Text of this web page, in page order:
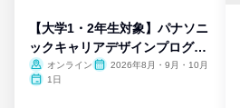
【大学1・2年生対象】パナソニ
ックキャリアデザインプログラ
ム
オンライン
2026年8月・9月・10月
1日